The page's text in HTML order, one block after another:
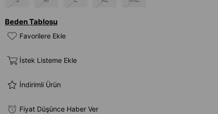
Beden Tablosu
Favorilere Ekle
İstek Listeme Ekle
İndirimli Ürün
Fiyat Düşünce Haber Ver